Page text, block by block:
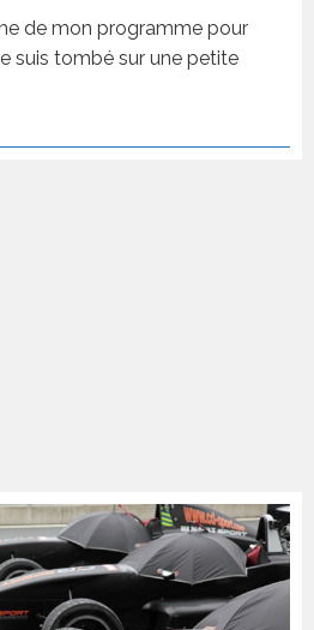
de mon programme pour
suis tombé sur une petite